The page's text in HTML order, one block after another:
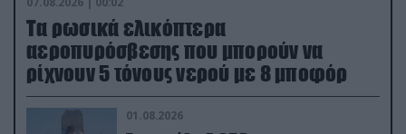
Τα ρωσικά ελικόπτερα
αεροπυρόσβεσης που μπορούν να
ρίχνουν 5 τόνους νερού με 8 μποφόρ
01.08.2026